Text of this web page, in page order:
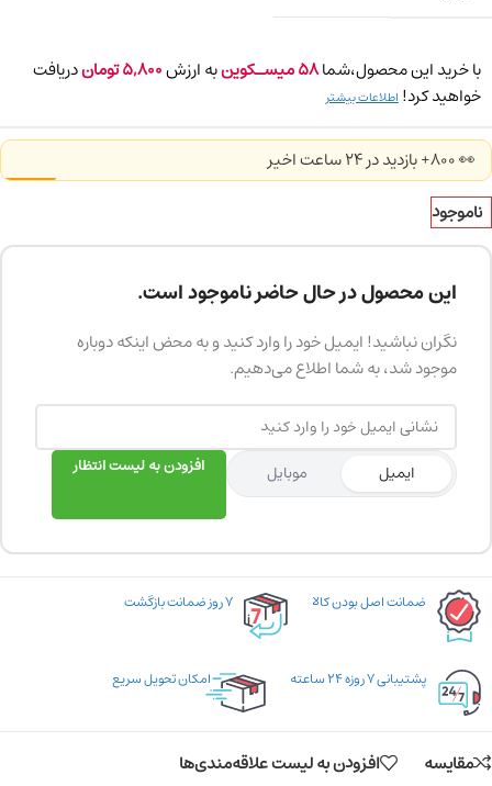
با خرید این محصول،شما58میسـکوینبه ارزش5,800توماندریافت
خواهید کرد! اطلاعات بیشتر
👀 800+ بازدید در ۲۴ ساعت اخیر
ناموجود
این محصول در حال حاضر ناموجود است.
نگران نباشید! ایمیل خود را وارد کنید و به محض اینکه دوباره
موجود شد، به شما اطلاع می‌دهیم.
ایمیل موبایل افزودن به لیست انتظار
ضمانت اصل بودن کالا ۷ روز ضمانت بازگشت
پشتیبانی ۷ روزه ۲۴ ساعته امکان تحویل سریع
مقایسه افزودن به لیست علاقه‌مندی‌ها